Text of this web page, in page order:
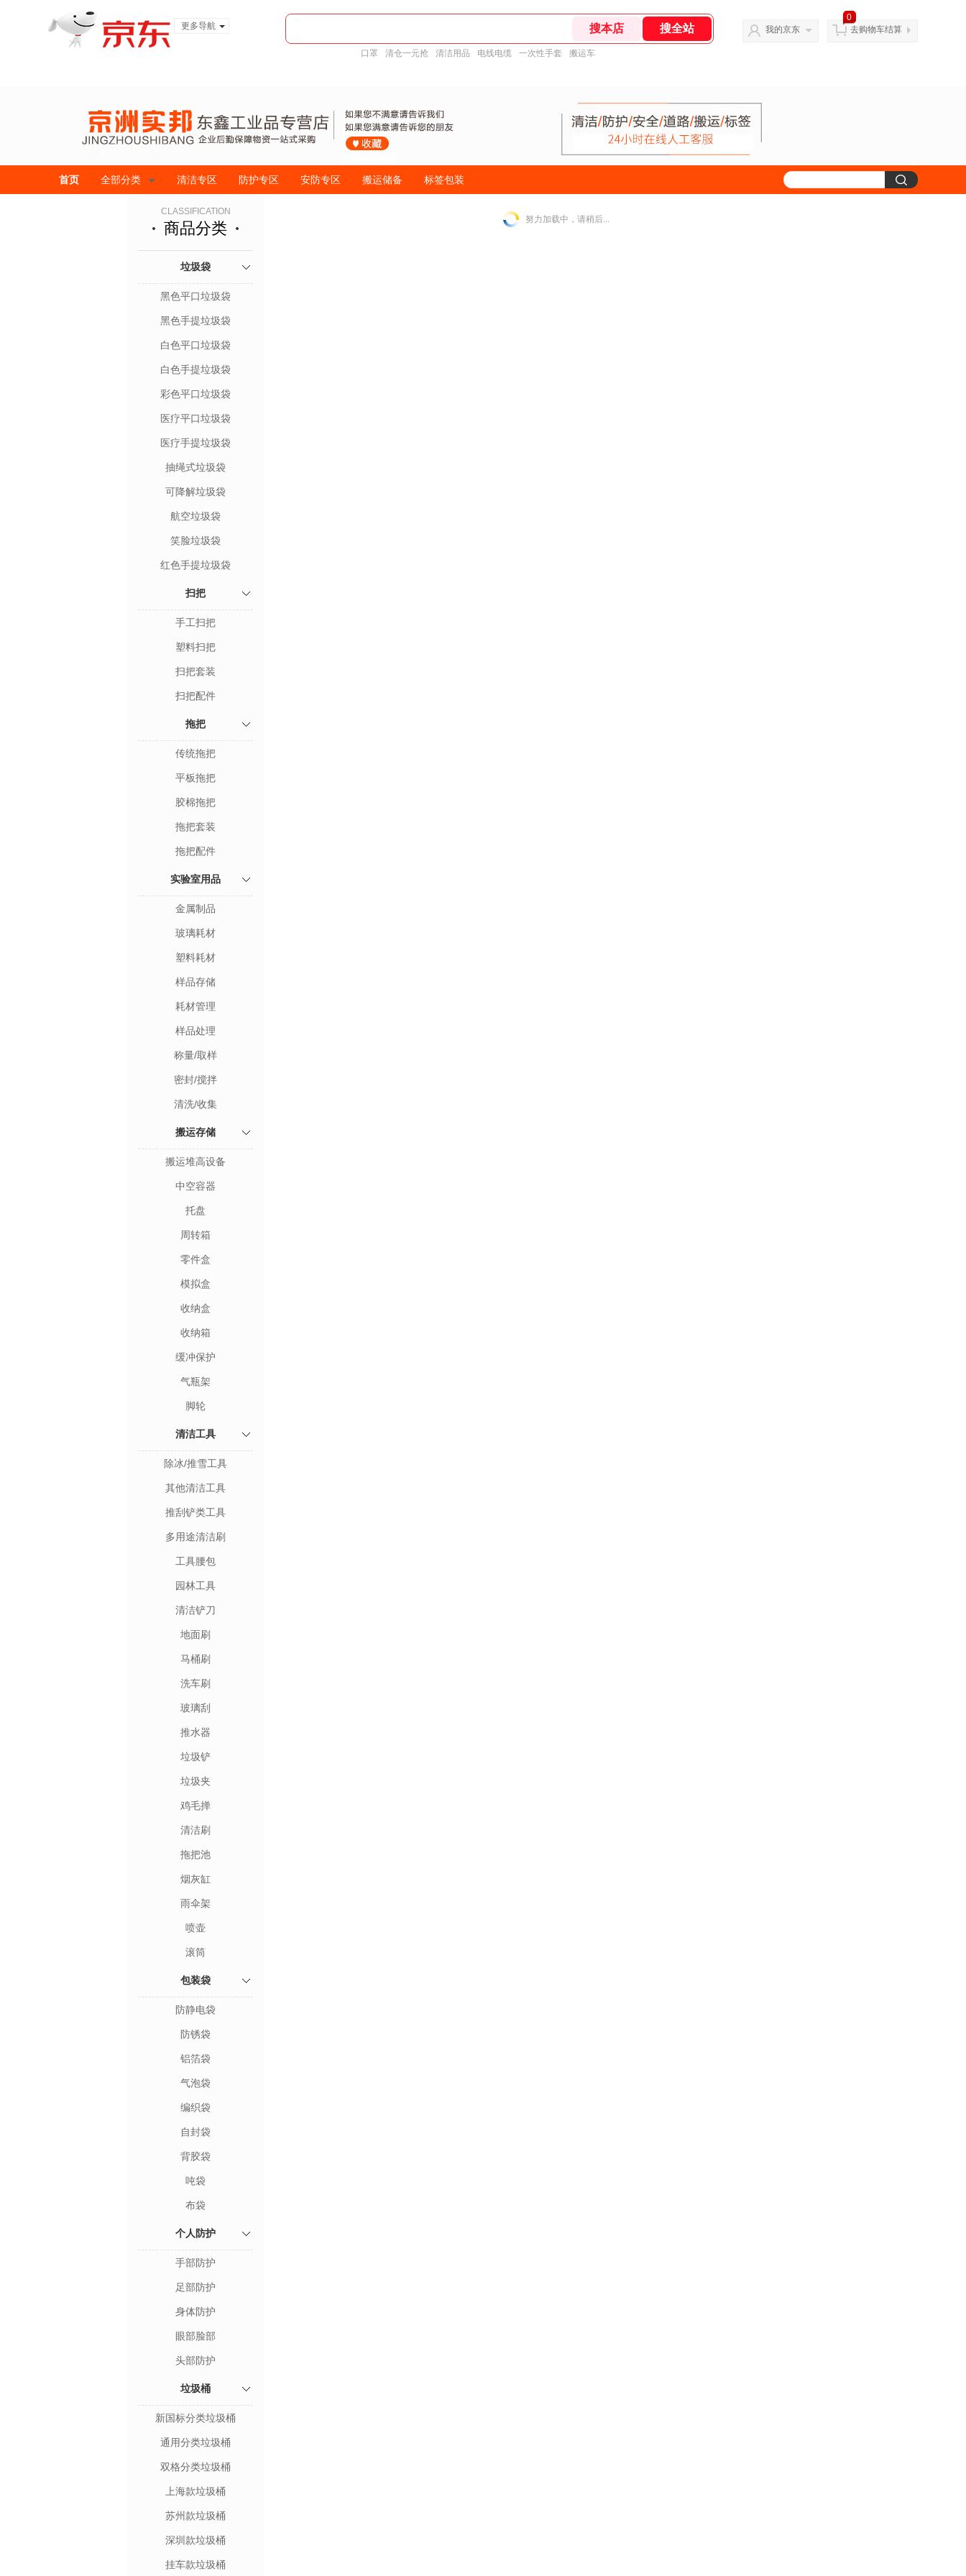
更多导航
口罩 清仓一元抢 清洁用品 电线电缆 一次性手套 搬运车
我的京东
0
去购物车结算
首页 全部分类 清洁专区 防护专区 安防专区 搬运储备 标签包装
CLASSIFICATION
商品分类
垃圾袋
黑色平口垃圾袋
黑色手提垃圾袋
白色平口垃圾袋
白色手提垃圾袋
彩色平口垃圾袋
医疗平口垃圾袋
医疗手提垃圾袋
抽绳式垃圾袋
可降解垃圾袋
航空垃圾袋
笑脸垃圾袋
红色手提垃圾袋
扫把
手工扫把
塑料扫把
扫把套装
扫把配件
拖把
传统拖把
平板拖把
胶棉拖把
拖把套装
拖把配件
实验室用品
金属制品
玻璃耗材
塑料耗材
样品存储
耗材管理
样品处理
称量/取样
密封/搅拌
清洗/收集
搬运存储
搬运堆高设备
中空容器
托盘
周转箱
零件盒
模拟盒
收纳盒
收纳箱
缓冲保护
气瓶架
脚轮
清洁工具
除冰/推雪工具
其他清洁工具
推刮铲类工具
多用途清洁刷
工具腰包
园林工具
清洁铲刀
地面刷
马桶刷
洗车刷
玻璃刮
推水器
垃圾铲
垃圾夹
鸡毛掸
清洁刷
拖把池
烟灰缸
雨伞架
喷壶
滚筒
包装袋
防静电袋
防锈袋
铝箔袋
气泡袋
编织袋
自封袋
背胶袋
吨袋
布袋
个人防护
手部防护
足部防护
身体防护
眼部脸部
头部防护
垃圾桶
新国标分类垃圾桶
通用分类垃圾桶
双格分类垃圾桶
上海款垃圾桶
苏州款垃圾桶
深圳款垃圾桶
挂车款垃圾桶
努力加载中，请稍后...